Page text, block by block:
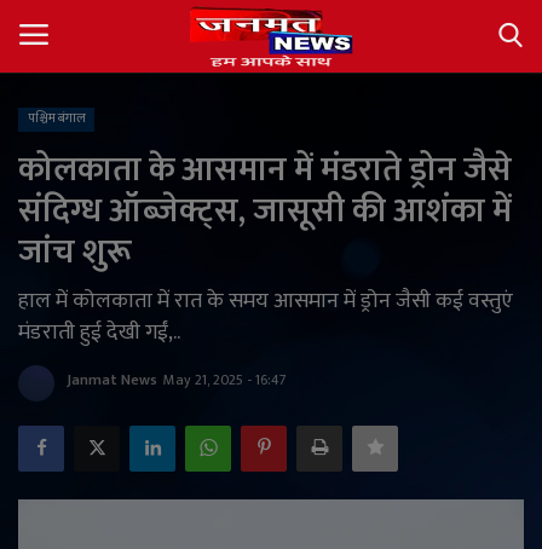
About
देश
अंतर्राष्ट्रीय
राज्य
पश्चिम बंगाल
कोलकाता के आसमान में मंडराते ड्रोन जैसे
संदिग्ध ऑब्जेक्ट्स, जासूसी की आशंका में
जांच शुरू
हाल में कोलकाता में रात के समय आसमान में ड्रोन जैसी कई वस्तुएं
मंडराती हुई देखी गईं,..
Janmat News May 21, 2025 - 16:47